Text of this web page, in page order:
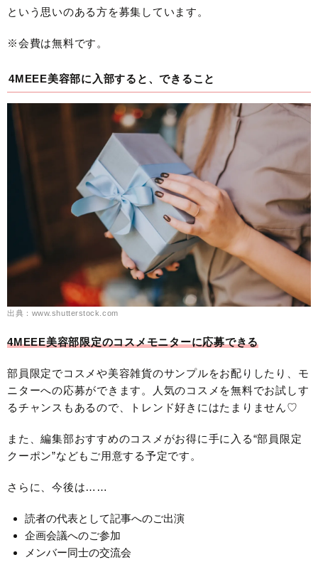
という思いのある方を募集しています。
※会費は無料です。
4MEEE美容部に入部すると、できること
出典：www.shutterstock.com
4MEEE美容部限定のコスメモニターに応募できる
部員限定でコスメや美容雑貨のサンプルをお配りしたり、モ
ニターへの応募ができます。人気のコスメを無料でお試しす
るチャンスもあるので、トレンド好きにはたまりません♡
また、編集部おすすめのコスメがお得に手に入る“部員限定
クーポン”などもご用意する予定です。
さらに、今後は……
読者の代表として記事へのご出演
企画会議へのご参加
メンバー同士の交流会